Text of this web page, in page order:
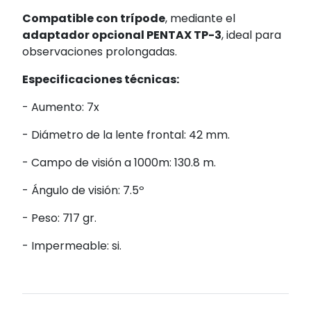
Compatible con trípode, mediante el
adaptador opcional PENTAX TP-3, ideal para
observaciones prolongadas.
Especificaciones técnicas:
- Aumento: 7x
- Diámetro de la lente frontal: 42 mm.
- Campo de visión a 1000m: 130.8 m.
- Ángulo de visión: 7.5º
- Peso: 717 gr.
- Impermeable: si.